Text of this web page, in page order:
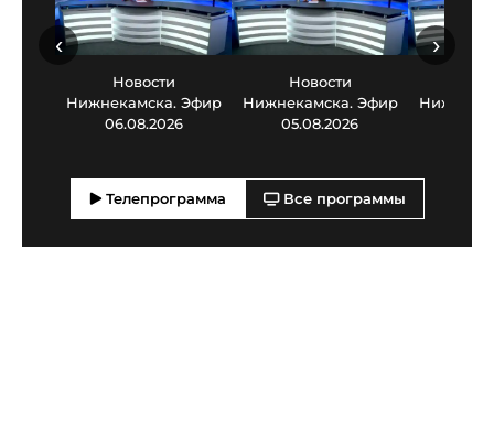
Новости
Нижнекамска. Эфир
06.08.2026
Новости
Нижнекамска. Эфир
05.08.2026
‹ ›
Телепрограмма Все программы